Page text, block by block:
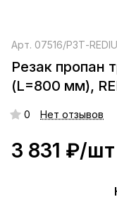
Арт. 07516/Р3Т-
Резак пропан
(L=800 мм),
0 Нет отзывов
3 831 ₽/шт